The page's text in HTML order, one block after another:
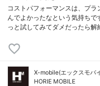
コストパフォーマンスは、プ
んでよかったなという気持ちで
っと試してみてダメだったら解
X-mobile(エックスモバ
HORIE MOBILE